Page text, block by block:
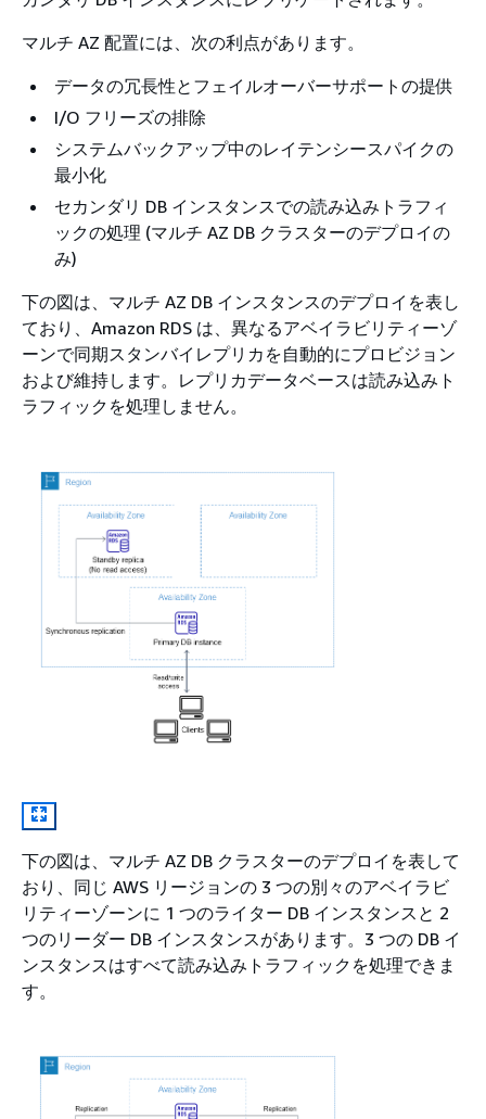
マルチ AZ 配置には、次の利点があります。
データの冗長性とフェイルオーバーサポートの提供
I/O フリーズの排除
システムバックアップ中のレイテンシースパイクの
最小化
セカンダリ DB インスタンスでの読み込みトラフィ
ックの処理 (マルチ AZ DB クラスターのデプロイの
み)
下の図は、マルチ AZ DB インスタンスのデプロイを表し
ており、Amazon RDS は、異なるアベイラビリティーゾ
ーンで同期スタンバイレプリカを自動的にプロビジョン
および維持します。レプリカデータベースは読み込みト
ラフィックを処理しません。
下の図は、マルチ AZ DB クラスターのデプロイを表して
おり、同じ AWS リージョンの 3 つの別々のアベイラビ
リティーゾーンに 1 つのライター DB インスタンスと 2
つのリーダー DB インスタンスがあります。3 つの DB イ
ンスタンスはすべて読み込みトラフィックを処理できま
す。